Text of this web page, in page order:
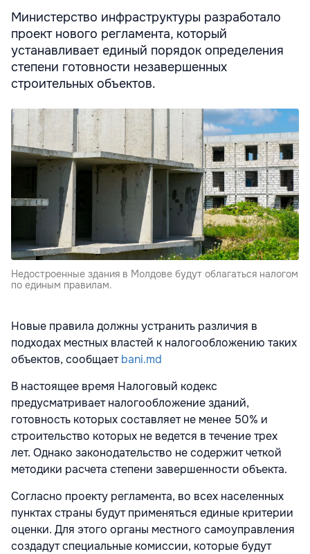
Министерство инфраструктуры разработало
проект нового регламента, который
устанавливает единый порядок определения
степени готовности незавершенных
строительных объектов.
Недостроенные здания в Молдове будут облагаться налогом
по единым правилам.
Новые правила должны устранить различия в
подходах местных властей к налогообложению таких
объектов, сообщаетbani.md
В настоящее время Налоговый кодекс
предусматривает налогообложение зданий,
готовность которых составляет не менее 50% и
строительство которых не ведется в течение трех
лет. Однако законодательство не содержит четкой
методики расчета степени завершенности объекта.
Согласно проекту регламента, во всех населенных
пунктах страны будут применяться единые критерии
оценки. Для этого органы местного самоуправления
создадут специальные комиссии, которые будут